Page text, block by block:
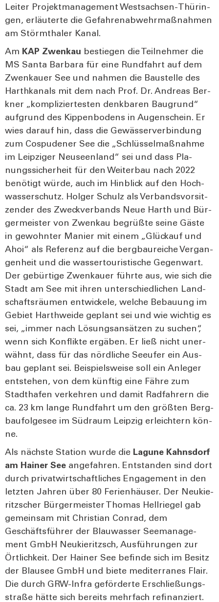
Lei­ter Pro­jekt­ma­nage­ment West­sach­sen-Thü­rin­
gen, erläu­ter­te die Gefah­ren­ab­wehr­maß­nah­men
am Störm­tha­ler Kanal.
Am KAP Zwenkau bestie­gen die Teil­neh­mer die
MS San­ta Bar­ba­ra für eine Rund­fahrt auf dem
Zwenkau­er See und nah­men die Bau­stel­le des
Harth­ka­nals mit dem nach Prof. Dr. Andre­as Ber­
kner „kom­pli­zier­tes­ten denk­ba­ren Bau­grund“
auf­grund des Kip­pen­bo­dens in Augen­schein. Er
wies dar­auf hin, dass die Gewäs­ser­ver­bin­dung
zum Cos­pu­de­ner See die „Schlüs­sel­maß­nah­me
im Leip­zi­ger Neu­se­en­land“ sei und dass Pla­
nungs­si­cher­heit für den Wei­ter­bau nach 2022
benö­tigt wür­de, auch im Hin­blick auf den Hoch­
was­ser­schutz. Hol­ger Schulz als Ver­bands­vor­sit­
zen­der des Zweck­ver­bands Neue Harth und Bür­
ger­meis­ter von Zwenkau begrüß­te sei­ne Gäs­te
in gewohn­ter Manier mit einem „Glück­auf und
Ahoi“ als Refe­renz auf die berg­bau­rei­che Ver­gan­
gen­heit und die was­ser­tou­ris­ti­sche Gegen­wart.
Der gebür­ti­ge Zwenkau­er führ­te aus, wie sich die
Stadt am See mit ihren unter­schied­li­chen Land­
schafts­räu­men ent­wi­cke­le, wel­che Bebau­ung im
Gebiet Harth­wei­de geplant sei und wie wich­tig es
sei, „immer nach Lösungs­an­sät­zen zu suchen“,
wenn sich Kon­flik­te ergä­ben. Er ließ nicht uner­
wähnt, dass für das nörd­li­che See­ufer ein Aus­
bau geplant sei. Bei­spiels­wei­se soll ein Anle­ger
ent­ste­hen, von dem künf­tig eine Fäh­re zum
Stadt­ha­fen ver­keh­ren und damit Rad­fah­rern die
ca. 23 km lan­ge Rund­fahrt um den größ­ten Berg­
bau­fol­ge­see im Süd­raum Leip­zig erleich­tern kön­
ne.
Als nächs­te Sta­ti­on wur­de die Lagu­ne Kahns­dorf
am Hai­ner See ange­fah­ren. Ent­stan­den sind dort
durch pri­vat­wirt­schaft­li­ches Enga­ge­ment in den
letz­ten Jah­ren über 80 Feri­en­häu­ser. Der Neu­kie­
ritz­scher Bür­ger­meis­ter Tho­mas Hell­rie­gel gab
gemein­sam mit Chris­ti­an Con­rad, dem
Geschäfts­füh­rer der Blau­was­ser See­ma­nage­
ment GmbH Neu­kie­ritzsch, Aus­füh­run­gen zur
Ört­lich­keit. Der Hai­ner See befin­de sich im Besitz
der Blau­see GmbH und bie­te medi­ter­ra­nes Flair.
Die durch GRW-Inf­ra geför­der­te Erschlie­ßungs­
stra­ße hät­te sich bereits mehr­fach refi­nan­ziert.